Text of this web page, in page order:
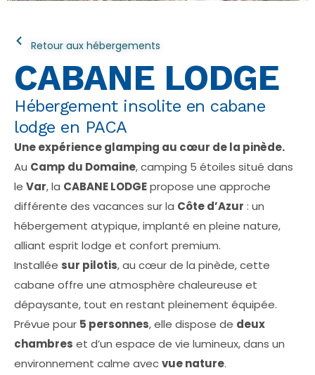
Retour aux hébergements
CABANE LODGE
Hébergement insolite en cabane
lodge en PACA
Une expérience glamping au cœur de la pinède.
Au Camp du Domaine, camping 5 étoiles situé dans
le Var, la CABANE LODGEpropose une approche
différente des vacances sur la Côte d’Azur : un
hébergement atypique, implanté en pleine nature,
alliant esprit lodge et confort premium.
Installée sur pilotis, au cœur de la pinède, cette
cabane offre une atmosphère chaleureuse et
dépaysante, tout en restant pleinement équipée.
Prévue pour 5 personnes, elle dispose de deux
chambres et d’un espace de vie lumineux, dans un
environnement calme avecvue nature.